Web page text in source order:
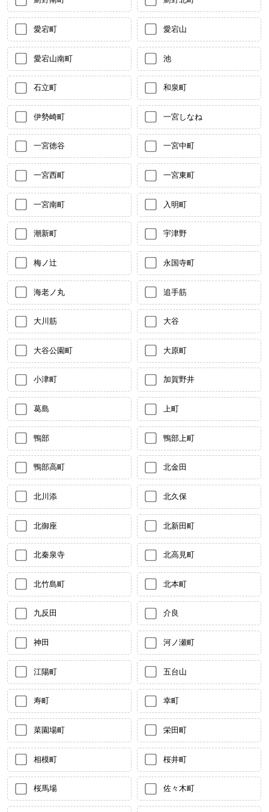
愛宕町 愛宕山
愛宕山南町 池
石立町 和泉町
伊勢崎町 一宮しなね
一宮徳谷 一宮中町
一宮西町 一宮東町
一宮南町 入明町
潮新町 宇津野
梅ノ辻 永国寺町
海老ノ丸 追手筋
大川筋 大谷
大谷公園町 大原町
小津町 加賀野井
葛島 上町
鴨部 鴨部上町
鴨部高町 北金田
北川添 北久保
北御座 北新田町
北秦泉寺 北高見町
北竹島町 北本町
九反田 介良
神田 河ノ瀬町
江陽町 五台山
寿町 幸町
菜園場町 栄田町
相模町 桜井町
桜馬場 佐々木町